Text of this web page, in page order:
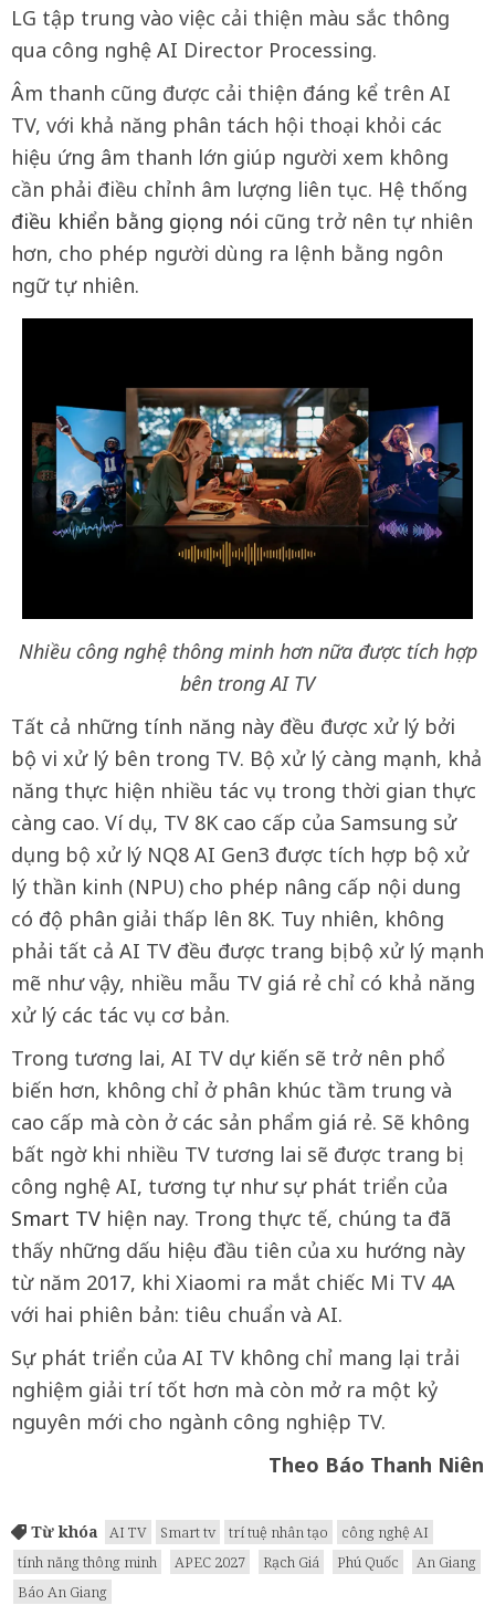
LG tập trung vào việc cải thiện màu sắc thông
qua công nghệ AI Director Processing.
Âm thanh cũng được cải thiện đáng kể trên AI
TV, với khả năng phân tách hội thoại khỏi các
hiệu ứng âm thanh lớn giúp người xem không
cần phải điều chỉnh âm lượng liên tục. Hệ thống
điều khiển bằng giọng nói cũng trở nên tự nhiên
hơn, cho phép người dùng ra lệnh bằng ngôn
ngữ tự nhiên.
Nhiều công nghệ thông minh hơn nữa được tích hợp
bên trong AI TV
Tất cả những tính năng này đều được xử lý bởi
bộ vi xử lý bên trong TV. Bộ xử lý càng mạnh, khả
năng thực hiện nhiều tác vụ trong thời gian thực
càng cao. Ví dụ, TV 8K cao cấp của Samsung sử
dụng bộ xử lý NQ8 AI Gen3 được tích hợp bộ xử
lý thần kinh (NPU) cho phép nâng cấp nội dung
có độ phân giải thấp lên 8K. Tuy nhiên, không
phải tất cả AI TV đều được trang bị bộ xử lý mạnh
mẽ như vậy, nhiều mẫu TV giá rẻ chỉ có khả năng
xử lý các tác vụ cơ bản.
Trong tương lai, AI TV dự kiến sẽ trở nên phổ
biến hơn, không chỉ ở phân khúc tầm trung và
cao cấp mà còn ở các sản phẩm giá rẻ. Sẽ không
bất ngờ khi nhiều TV tương lai sẽ được trang bị
công nghệ AI, tương tự như sự phát triển của
Smart TV hiện nay. Trong thực tế, chúng ta đã
thấy những dấu hiệu đầu tiên của xu hướng này
từ năm 2017, khi Xiaomi ra mắt chiếc Mi TV 4A
với hai phiên bản: tiêu chuẩn và AI.
Sự phát triển của AI TV không chỉ mang lại trải
nghiệm giải trí tốt hơn mà còn mở ra một kỷ
nguyên mới cho ngành công nghiệp TV.
Theo Báo Thanh Niên
Từ khóa AI TV Smart tv trí tuệ nhân tạo
công nghệ AI
tính năng thông minh
APEC 2027 Rạch Giá Phú Quốc
An Giang
Báo An Giang